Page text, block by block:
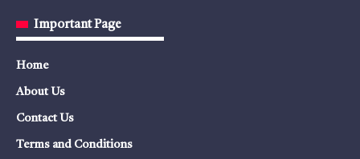
Important Page
Home
About Us
Contact Us
Terms and Conditions